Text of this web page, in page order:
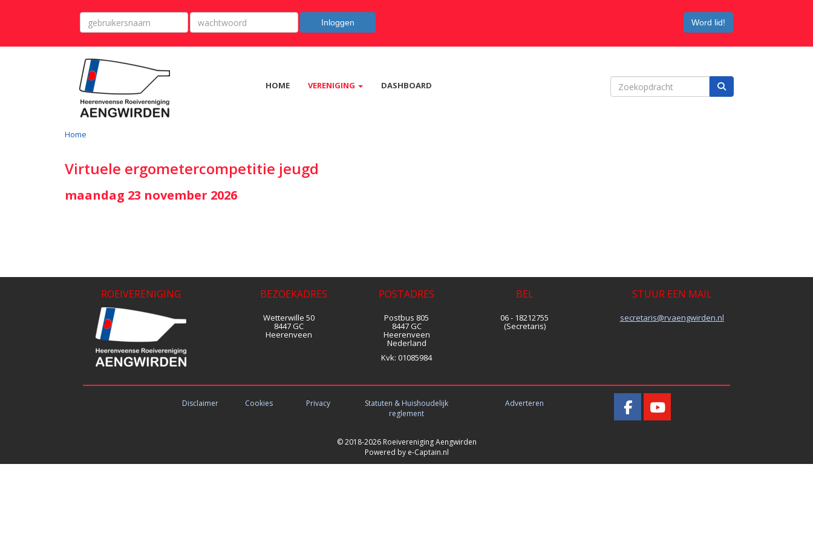
Inloggen Word lid!
HOME VERENIGING DASHBOARD
Home
Virtuele ergometercompetitie jeugd
maandag 23 november 2026
ROEIVERENIGING BEZOEKADRES
Wetterwille 50
8447 GC
Heerenveen
POSTADRES
Postbus 805
8447 GC
Heerenveen
Nederland
Kvk: 01085984
BEL
06 - 18212755
(Secretaris)
STUUR EEN MAIL
secretaris@rvaengwirden.nl
Disclaimer Cookies Privacy
Statuten & Huishoudelijk
reglement
Adverteren
© 2018-2026 Roeivereniging Aengwirden
Powered by e-Captain.nl